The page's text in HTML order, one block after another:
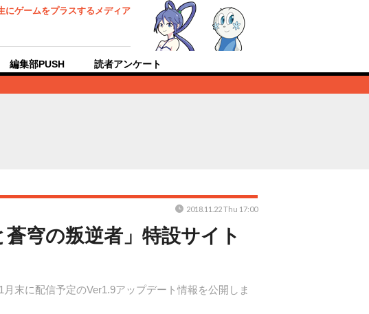
にゲームをプラスするメディア
編集部PUSH 読者アンケート
穹の叛逆者」特設サイト
末に配信予定のVer1.9アップデート情報を公開しま
2018.11.22 Thu 17:00